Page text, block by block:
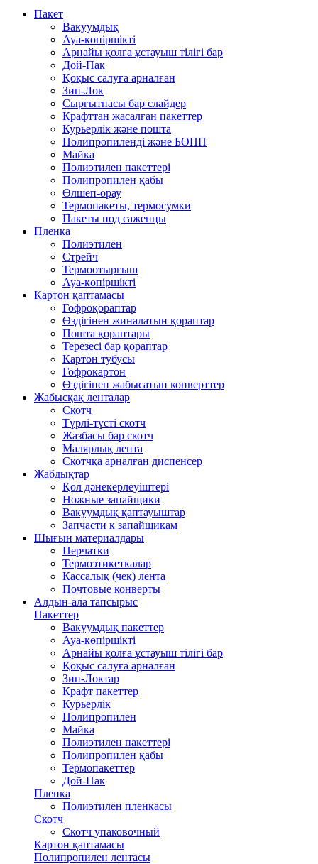
Пакет
Вакуумдық
Ауа-көпіршікті
Арнайы қолға ұстауыш тілігі бар
Дой-Пак
Қоқыс салуға арналған
Зип-Лок
Сырғытпасы бар слайдер
Крафттан жасалған пакеттер
Курьерлік және пошта
Полипропиленді және БОПП
Майка
Полиэтилен пакеттері
Полипропилен қабы
Өлшеп-орау
Термопакеты, термосумки
Пакеты под саженцы
Пленка
Полиэтилен
Стрейч
Термоотырғыш
Ауа-көпіршікті
Картон қаптамасы
Гофроқораптар
Өздігінен жиналатын қораптар
Пошта қораптары
Терезесі бар қораптар
Картон тубусы
Гофрокартон
Өздігінен жабысатын конверттер
Жабысқақ ленталар
Скотч
Түрлі-түсті скотч
Жазбасы бар скотч
Малярлық лента
Скотчқа арналған диспенсер
Жабдықтар
Қол дәнекерлеуіштері
Ножные запайщики
Вакуумдық қаптауыштар
Запчасти к запайщикам
Шығын материалдары
Перчатки
Термоэтикеткалар
Кассалық (чек) лента
Почтовые конверты
Алдын-ала тапсырыс
Пакеттер
Вакуумдық пакеттер
Ауа-көпіршікті
Арнайы қолға ұстауыш тілігі бар
Қоқыс салуға арналған
Зип-Локтар
Крафт пакеттер
Курьерлік
Полипропилен
Майка
Полиэтилен пакеттері
Полипропилен қабы
Термопакеттер
Дой-Пак
Пленка
Полиэтилен пленкасы
Скотч
Скотч упаковочный
Картон қаптамасы
Полипропилен лентасы